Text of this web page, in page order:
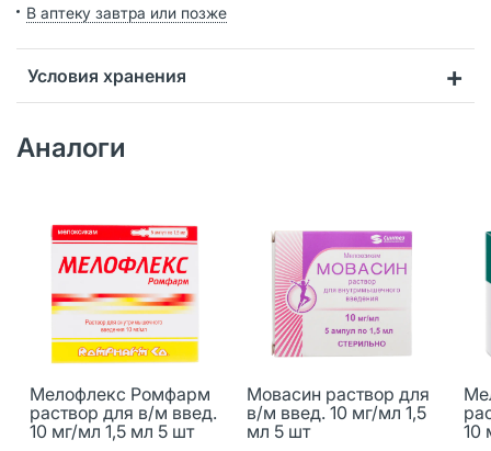
В аптеку завтра или позже
Условия хранения
Аналоги
Мелофлекс Ромфарм
раствор для в/м введ.
10 мг/мл 1,5 мл 5 шт
Мовасин раствор для
в/м введ. 10 мг/мл 1,5
мл 5 шт
10